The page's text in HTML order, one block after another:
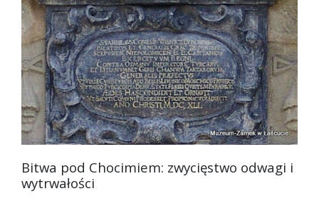
Bitwa pod Chocimiem: zwycięstwo odwagi i
wytrwałości